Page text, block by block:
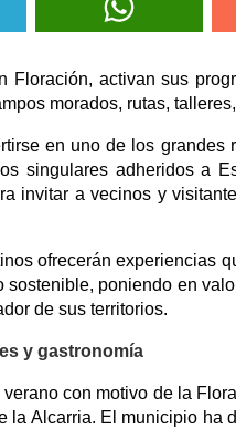
Floración, activan sus
morados, rutas,
en uno de los grandes
singulares adheridos a
invitar a vecinos y
ofrecerán experiencias
poniendo en
de sus territorios.
y gastronomía
con motivo de la
la Alcarria. El municipio ha